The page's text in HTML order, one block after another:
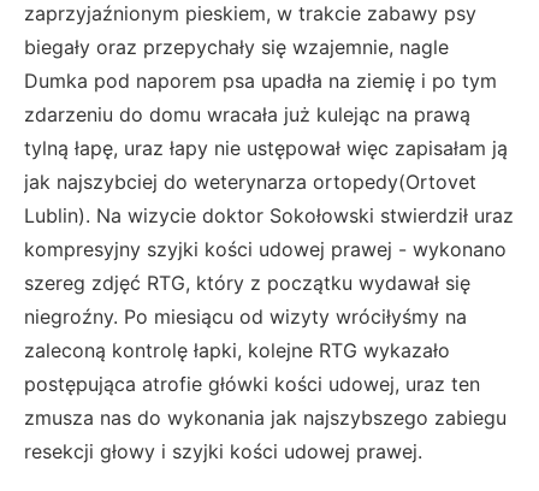
zaprzyjaźnionym pieskiem, w trakcie zabawy psy
biegały oraz przepychały się wzajemnie, nagle
Dumka pod naporem psa upadła na ziemię i po tym
zdarzeniu do domu wracała już kulejąc na prawą
tylną łapę, uraz łapy nie ustępował więc zapisałam ją
jak najszybciej do weterynarza ortopedy(Ortovet
Lublin). Na wizycie doktor Sokołowski stwierdził uraz
kompresyjny szyjki kości udowej prawej - wykonano
szereg zdjęć RTG, który z początku wydawał się
niegroźny. Po miesiącu od wizyty wróciłyśmy na
zaleconą kontrolę łapki, kolejne RTG wykazało
postępująca atrofie główki kości udowej, uraz ten
zmusza nas do wykonania jak najszybszego zabiegu
resekcji głowy i szyjki kości udowej prawej.